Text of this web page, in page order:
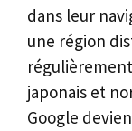
dans leur
une région
japonais et
Google